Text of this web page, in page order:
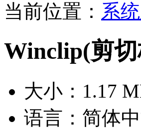
当前位置： 系
Winclip(剪切
大小： 1.17
语言： 简体